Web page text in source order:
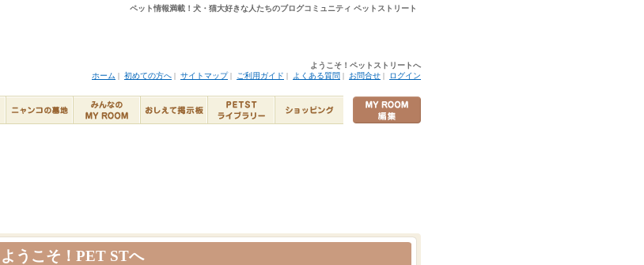
ペット情報満載！犬・猫大好きな人たちのブログコミュニティ ペットストリート
ようこそ！ペットストリートへ
ホーム | 初めての方へ | サイトマップ| ご利用ガイド | よくある質問 | お問合せ | ログイン
ようこそ！PET STへ